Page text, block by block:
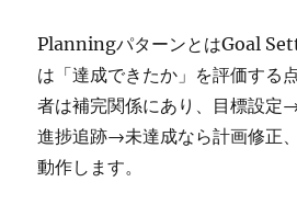
PlanningパターンとはGoal
は「達成できたか」を評価する
者は補完関係にあり、目標設
進捗追跡→未達成なら計画修正
動作します。